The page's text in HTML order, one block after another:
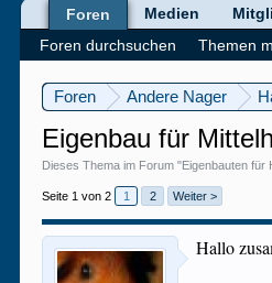
Foren Andere Nager
Eigenbau für
Dieses Thema im Forum "Eigenbauten für
Seite 1 von 2 1 2 Weiter >
Hallo
Foren
Foren durchsuchen
Themen
Medien